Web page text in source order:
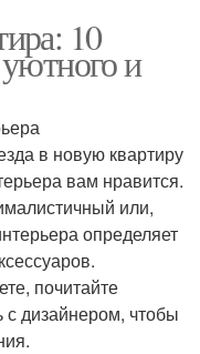
10
и
в новую квартиру
вам нравится.
или,
определяет
почитайте
с дизайнером, чтобы